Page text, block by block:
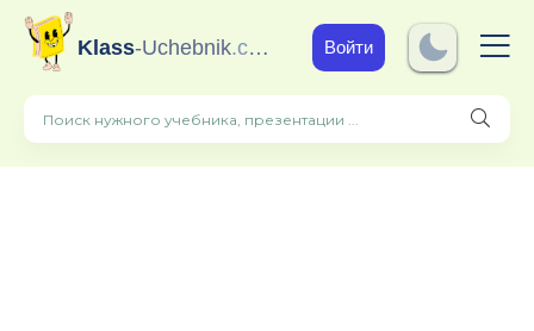
Klass-Uchebnik.com Войти